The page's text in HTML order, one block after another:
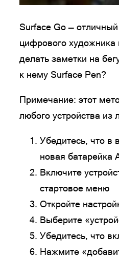
Surface Go —
цифрового художника
делать заметки на
к нему Surface Pen?
Примечание: этот
любого устройства из
Убедитесь, что в
новая батарейка
Включите
стартовое меню
Откройте
Выберите
Убедитесь, что
Нажмите